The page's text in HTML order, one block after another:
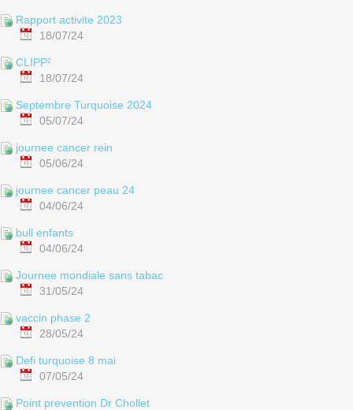
Rapport activite 2023
18/07/24
CLIPP²
18/07/24
Septembre Turquoise 2024
05/07/24
journee cancer rein
05/06/24
journee cancer peau 24
04/06/24
bull enfants
04/06/24
Journee mondiale sans tabac
31/05/24
vaccin phase 2
28/05/24
Defi turquoise 8 mai
07/05/24
Point prevention Dr Chollet